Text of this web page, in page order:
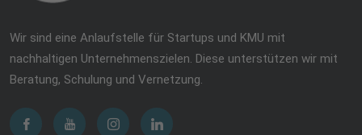
Wir sind eine Anlaufstelle für Startups und KMU mit
nachhaltigen Unternehmenszielen. Diese unterstützen wir mit
Beratung, Schulung und Vernetzung.